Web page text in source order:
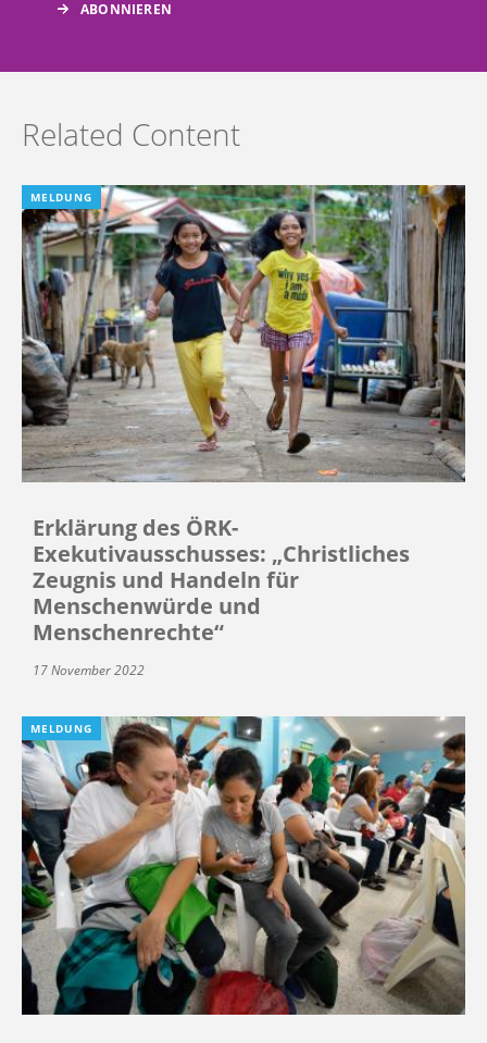
Related Content
MELDUNG
Erklärung des ÖRK-
Exekutivausschusses: „Christliches
Zeugnis und Handeln für
Menschenwürde und
Menschenrechte“
17 November 2022
MELDUNG